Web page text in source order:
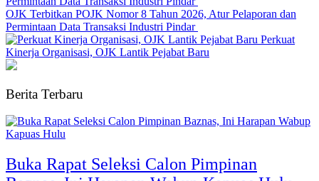
OJK Terbitkan POJK Nomor 8 Tahun 2026, Atur Pelaporan dan
Permintaan Data Transaksi Industri Pindar
Perkuat
Kinerja Organisasi, OJK Lantik Pejabat Baru
Berita Terbaru
Buka Rapat Seleksi Calon Pimpinan